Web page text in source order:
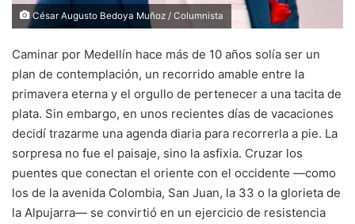
César Augusto Bedoya Muñoz / Columnista
Caminar por Medellín hace más de 10 años solía ser un
plan de contemplación, un recorrido amable entre la
primavera eterna y el orgullo de pertenecer a una tacita de
plata. Sin embargo, en unos recientes días de vacaciones
decidí trazarme una agenda diaria para recorrerla a pie. La
sorpresa no fue el paisaje, sino la asfixia. Cruzar los
puentes que conectan el oriente con el occidente —como
los de la avenida Colombia, San Juan, la 33 o la glorieta de
la Alpujarra— se convirtió en un ejercicio de resistencia